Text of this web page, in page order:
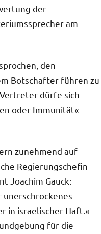
der
am
den
Botschafter führen zu
dürfe sich
oder Immunität«
zunehmend auf
Regierungschefin
Joachim Gauck:
in israelischer Haft.«
für die